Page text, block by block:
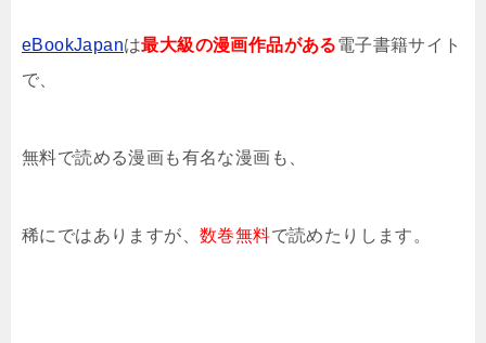
eBookJapanは最大級の漫画作品がある電子書籍サイト
で、
無料で読める漫画も有名な漫画も、
稀にではありますが、 数巻無料で読めたりします。